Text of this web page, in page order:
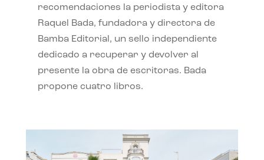
recomendaciones la periodista y editora
Raquel Bada, fundadora y directora de
Bamba Editorial, un sello independiente
dedicado a recuperar y devolver al
presente la obra de escritoras. Bada
propone cuatro libros.